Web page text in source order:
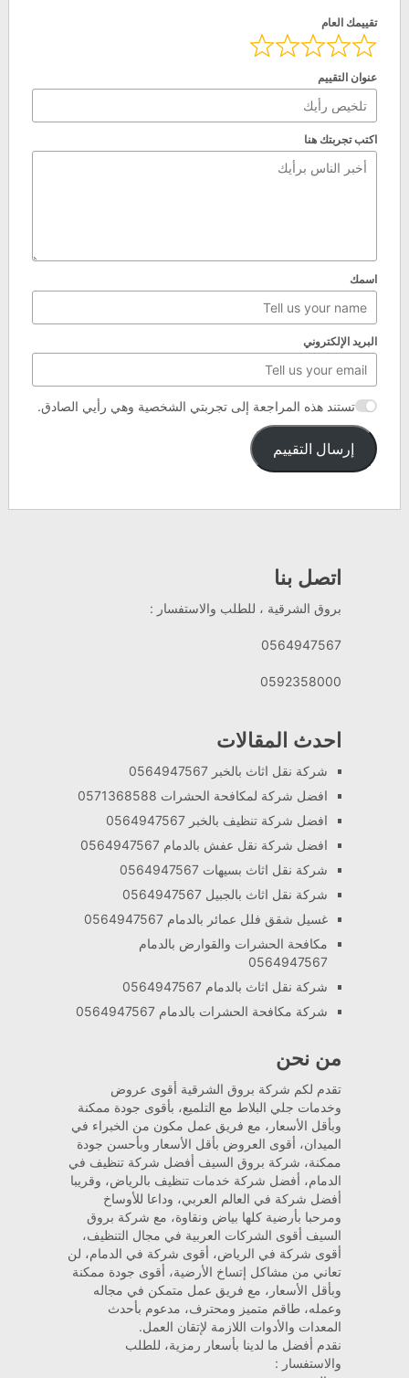
تقييمك العام
عنوان التقييم
اكتب تجربتك هنا
اسمك
البريد الإلكتروني
تستند هذه المراجعة إلى تجربتي الشخصية وهي رأيي الصادق.
إرسال التقييم
اتصل بنا
بروق الشرقية ، للطلب والاستفسار :
0564947567
0592358000
احدث المقالات
شركة نقل اثاث بالخبر 0564947567
افضل شركة لمكافحة الحشرات 0571368588
افضل شركة تنظيف بالخبر 0564947567
افضل شركة نقل عفش بالدمام 0564947567
شركة نقل اثاث بسيهات 0564947567
شركة نقل اثاث بالجبيل 0564947567
غسيل شقق فلل عمائر بالدمام 0564947567
مكافحة الحشرات والقوارض بالدمام
0564947567
شركة نقل اثاث بالدمام 0564947567
شركة مكافحة الحشرات بالدمام 0564947567
من نحن
تقدم لكم شركة بروق الشرقية أقوى عروض
وخدمات جلي البلاط مع التلميع، بأقوى جودة ممكنة
وبأقل الأسعار، مع فريق عمل مكون من الخبراء في
الميدان، أقوى العروض بأقل الأسعار وبأحسن جودة
ممكنة، شركة بروق السيف أفضل شركة تنظيف في
الدمام، أفضل شركة خدمات تنظيف بالرياض، وقريبا
أفضل شركة في العالم العربي، وداعا للأوساخ
ومرحبا بأرضية كلها بياض ونقاوة، مع شركة بروق
السيف أقوى الشركات العربية في مجال التنظيف،
أقوى شركة في الرياض، أقوى شركة في الدمام، لن
تعاني من مشاكل إتساخ الأرضية، أقوى جودة ممكنة
وبأقل الأسعار، مع فريق عمل متمكن في مجاله
وعمله، طاقم متميز ومحترف، مدعوم بأحدث
المعدات والأدوات اللازمة لإتقان العمل.
نقدم أفضل ما لدينا بأسعار رمزية، للطلب
والاستفسار :